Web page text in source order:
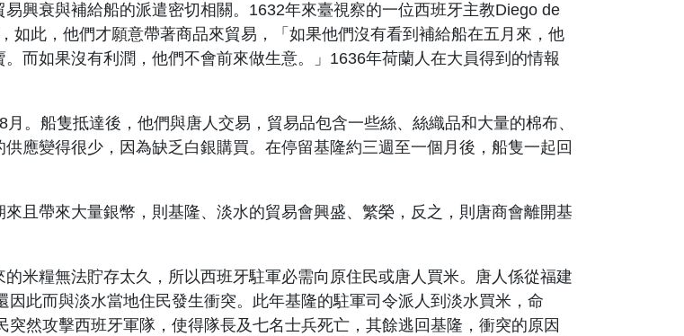
易興衰與補給船的派遣密切相關。 1632年來臺視察的一位西班牙主教Diego de
如此，他們才願意帶著商品來貿易，「如果他們沒有看到補給船在五月來，他
而如果沒有利潤，他們不會前來做生意。」 1636年荷蘭人在大員得到的情報
8月。船隻抵達後，他們與唐人交易，貿易品包含一些絲、絲織品和大量的棉布、
應變得很少，因為缺乏白銀購買。在停留基隆約三週至一個月後，船隻一起回
且帶來大量銀幣，則基隆、淡水的貿易會興盛、繁榮，反之，則唐商會離開基
米糧無法貯存太久，所以西班牙駐軍必需向原住民或唐人買米。唐人係從福建
因此而與淡水當地住民發生衝突。此年基隆的駐軍司令派人到淡水買米，命
突然攻擊西班牙軍隊，使得隊長及七名士兵死亡，其餘逃回基隆，衝突的原因